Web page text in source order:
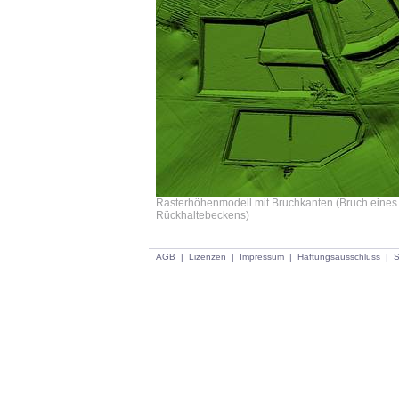
Rasterhöhenmodell mit Bruchkanten (Bruch eines
Rückhaltebeckens)
AGB | Lizenzen | Impressum | Haftungsausschluss |